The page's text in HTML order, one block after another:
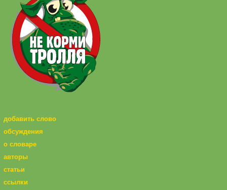
добавить слово
обсуждения
о словаре
авторы
статьи
ссылки